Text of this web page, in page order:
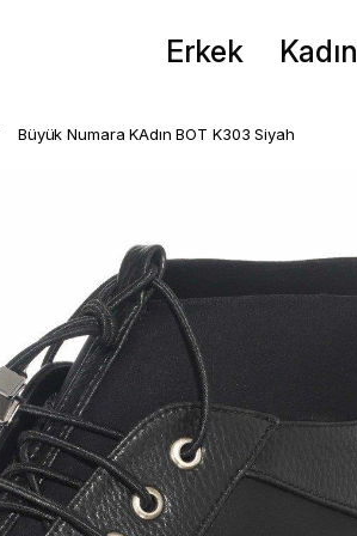
Erkek Kadın
Büyük Numara KAdın BOT K303 Siyah